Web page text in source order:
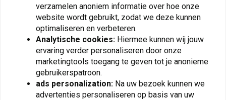
Vervangend Luchtfilter |
Yamaha TDM900 ('02-
'14)/TDM900A ('07-'14)
€100,95
Vervangend Luchtfilter |
Yamaha XT660Z Tenere
('08-'15)
€84,12
View more
verzamelen anoniem informatie over hoe onze
website wordt gebruikt, zodat we deze kunnen
optimaliseren en verbeteren.
Analytische cookies: Hiermee kunnen wij jouw
ervaring verder personaliseren door onze
marketingtools toegang te geven tot je anonieme
gebruikerspatroon.
ads personalization: Na uw bezoek kunnen we
advertenties personaliseren op basis van uw